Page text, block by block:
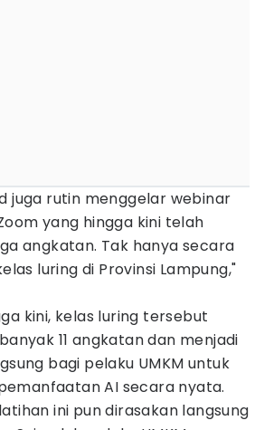
juga rutin menggelar webinar
yang hingga kini telah
angkatan. Tak hanya secara
luring di Provinsi Lampung,"
kini, kelas luring tersebut
11 angkatan dan menjadi
bagi pelaku UMKM untuk
AI secara nyata.
ini pun dirasakan langsung